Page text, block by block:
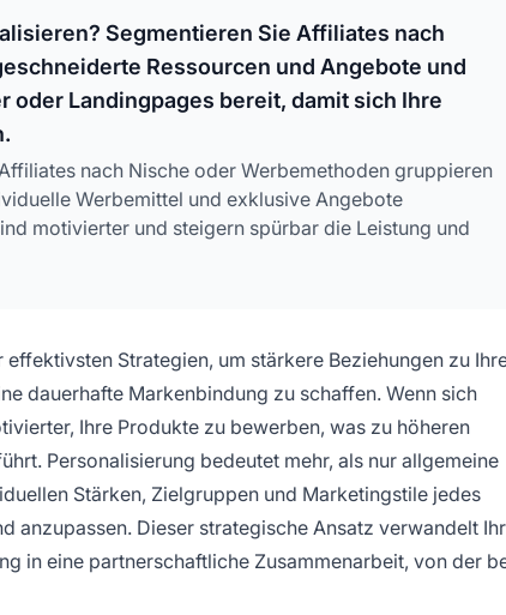
Segmentieren Sie Affiliates nach
Ressourcen und Angebote und
Landingpages bereit, damit sich Ihre
nach Nische oder Werbemethoden gruppieren
Werbemittel und exklusive Angebote
motivierter und steigern spürbar die Leistung und
Strategien, um stärkere Beziehungen zu
dauerhafte Markenbindung zu schaffen. Wenn sich
Ihre Produkte zu bewerben, was zu höheren
Personalisierung bedeutet mehr, als nur allgemeine
Stärken, Zielgruppen und Marketingstile jedes
anzupassen. Dieser strategische Ansatz verwandelt Ihr
in eine partnerschaftliche Zusammenarbeit, von der